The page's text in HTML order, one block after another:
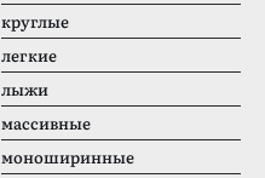
круглые
легкие
лыжи
массивные
моноширинные